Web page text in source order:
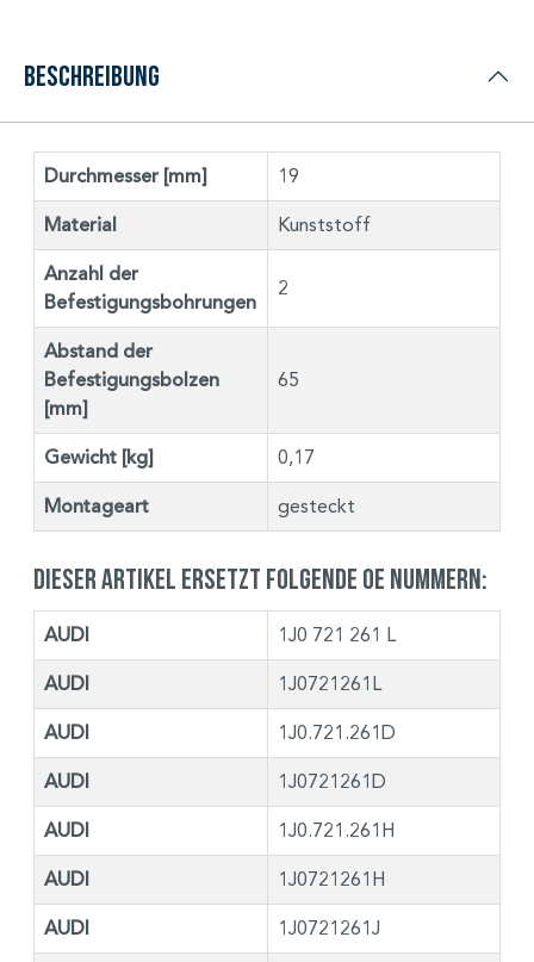
Beschreibung
Durchmesser [mm] 19
Material Kunststoff
Anzahl der
Befestigungsbohrungen
2
Abstand der
Befestigungsbolzen
[mm]
65
Gewicht [kg] 0,17
Montageart gesteckt
Dieser Artikel ersetzt folgende OE Nummern:
AUDI 1J0 721 261 L
AUDI 1J0721261L
AUDI 1J0.721.261D
AUDI 1J0721261D
AUDI 1J0.721.261H
AUDI 1J0721261H
AUDI 1J0721261J